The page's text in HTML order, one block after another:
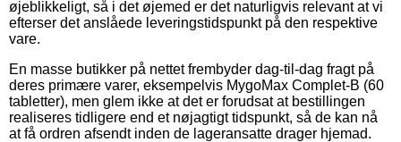
øjeblikkeligt, så i det øjemed er det naturligvis relevant at vi
efterser det anslåede leveringstidspunkt på den respektive
vare.
En masse butikker på nettet frembyder dag-til-dag fragt på
deres primære varer, eksempelvis MygoMax Complet-B (60
tabletter), men glem ikke at det er forudsat at bestillingen
realiseres tidligere end et nøjagtigt tidspunkt, så de kan nå
at få ordren afsendt inden de lageransatte drager hjemad.